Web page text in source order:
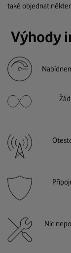
také objednat
Výhody
Nic